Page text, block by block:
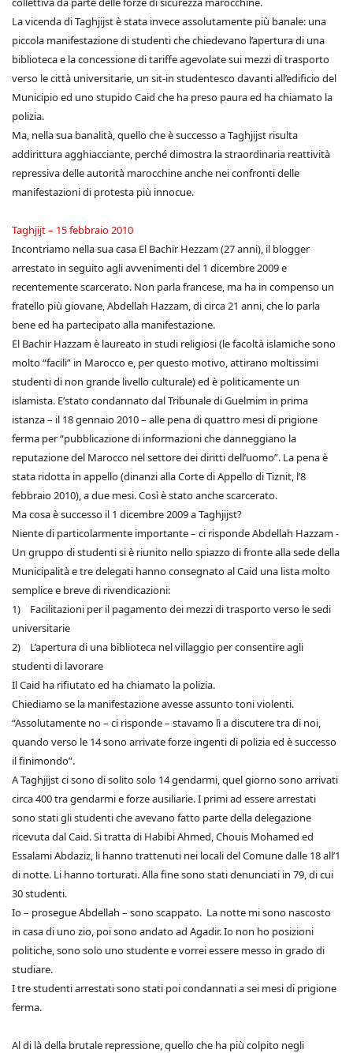
La vicenda di Taghjijst è stata invece assolutamente più banale: una
piccola manifestazione di studenti che chiedevano l’apertura di una
biblioteca e la concessione di tariffe agevolate sui mezzi di trasporto
verso le città universitarie, un sit-in studentesco davanti all’edificio del
Municipio ed uno stupido Caid che ha preso paura ed ha chiamato la
polizia.
Ma, nella sua banalità, quello che è successo a Taghjijst risulta
addirittura agghiacciante, perché dimostra la straordinaria reattività
repressiva delle autorità marocchine anche nei confronti delle
manifestazioni di protesta più innocue.
Taghjijt – 15 febbraio 2010
Incontriamo nella sua casa El Bachir Hezzam (27 anni), il blogger
arrestato in seguito agli avvenimenti del 1 dicembre 2009 e
recentemente scarcerato. Non parla francese, ma ha in compenso un
fratello più giovane, Abdellah Hazzam, di circa 21 anni, che lo parla
bene ed ha partecipato alla manifestazione.
El Bachir Hazzam è laureato in studi religiosi (le facoltà islamiche sono
molto “facili” in Marocco e, per questo motivo, attirano moltissimi
studenti di non grande livello culturale) ed è politicamente un
islamista. E’stato condannato dal Tribunale di Guelmim in prima
istanza – il 18 gennaio 2010 – alle pena di quattro mesi di prigione
ferma per “pubblicazione di informazioni che danneggiano la
reputazione del Marocco nel settore dei diritti dell’uomo”. La pena è
stata ridotta in appello (dinanzi alla Corte di Appello di Tiznit, l’8
febbraio 2010), a due mesi. Così è stato anche scarcerato.
Ma cosa è successo il 1 dicembre 2009 a Taghjijst?
Niente di particolarmente importante – ci risponde Abdellah Hazzam -
Un gruppo di studenti si è riunito nello spiazzo di fronte alla sede della
Municipalità e tre delegati hanno consegnato al Caid una lista molto
semplice e breve di rivendicazioni:
1) Facilitazioni per il pagamento dei mezzi di trasporto verso le sedi
universitarie
2) L’apertura di una biblioteca nel villaggio per consentire agli
studenti di lavorare
Il Caid ha rifiutato ed ha chiamato la polizia.
Chiediamo se la manifestazione avesse assunto toni violenti.
“Assolutamente no – ci risponde – stavamo lì a discutere tra di noi,
quando verso le 14 sono arrivate forze ingenti di polizia ed è successo
il finimondo”.
A Taghjijst ci sono di solito solo 14 gendarmi, quel giorno sono arrivati
circa 400 tra gendarmi e forze ausiliarie. I primi ad essere arrestati
sono stati gli studenti che avevano fatto parte della delegazione
ricevuta dal Caid. Si tratta di Habibi Ahmed, Chouis Mohamed ed
Essalami Abdaziz, li hanno trattenuti nei locali del Comune dalle 18 all’1
di notte. Li hanno torturati. Alla fine sono stati denunciati in 79, di cui
30 studenti.
Io – prosegue Abdellah – sono scappato. La notte mi sono nascosto
in casa di uno zio, poi sono andato ad Agadir. Io non ho posizioni
politiche, sono solo uno studente e vorrei essere messo in grado di
studiare.
I tre studenti arrestati sono stati poi condannati a sei mesi di prigione
ferma.
Al di là della brutale repressione, quello che ha più colpito negli